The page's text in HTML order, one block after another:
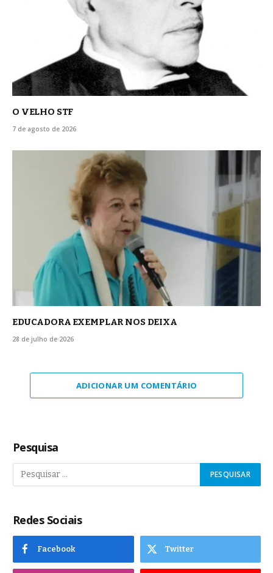
O VELHO STF
7 de agosto de 2026
EDUCADORA EXEMPLAR NOS DEIXA
28 de julho de 2026
ADICIONAR UM COMENTÁRIO
Pesquisa
Redes Sociais
Facebook Twitter